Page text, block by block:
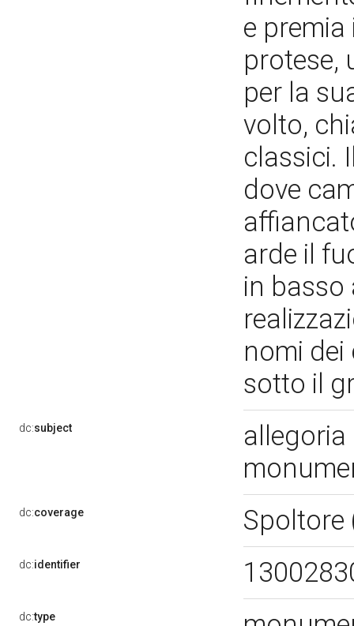
e
protese,
per la
volto,
classici.
dove
arde il
in basso
nomi
sotto il
dc:subject
allegoria
dc:coverage Spoltore
dc:identifier
dc:type